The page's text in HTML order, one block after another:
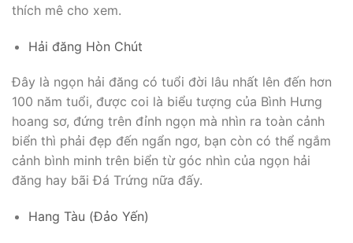
thích mê cho xem.
Hải đăng Hòn Chút
Đây là ngọn hải đăng có tuổi đời lâu nhất lên đến hơn
100 năm tuổi, được coi là biểu tượng của Bình Hưng
hoang sơ, đứng trên đỉnh ngọn mà nhìn ra toàn cảnh
biển thì phải đẹp đến ngẩn ngơ, bạn còn có thể ngắm
cảnh bình minh trên biển từ góc nhìn của ngọn hải
đăng hay bãi Đá Trứng nữa đấy.
Hang Tàu (Đảo Yến)